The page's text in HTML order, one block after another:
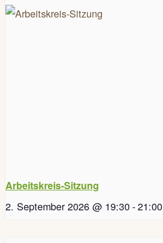
Arbeitskreis-Sitzung
2. September 2026 @ 19:30-21:00